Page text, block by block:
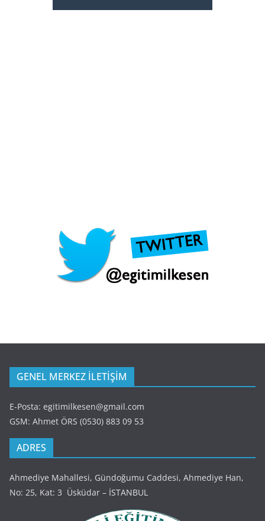
GENEL MERKEZ İLETİŞİM
E-Posta: egitimilkesen@gmail.com
GSM: Ahmet ÖRS (0530) 883 09 53
ADRES
Ahmediye Mahallesi, Gündoğumu Caddesi, Ahmediye Han,
No: 25, Kat: 3 Üsküdar – İSTANBUL